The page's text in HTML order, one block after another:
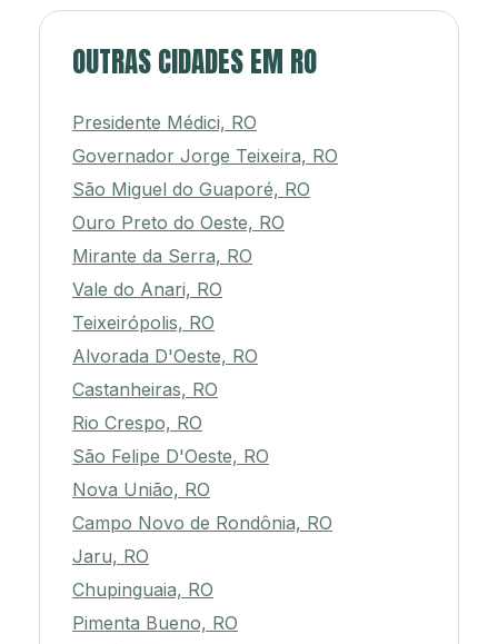
OUTRAS CIDADES EM RO
Presidente Médici, RO
Governador Jorge Teixeira, RO
São Miguel do Guaporé, RO
Ouro Preto do Oeste, RO
Mirante da Serra, RO
Vale do Anari, RO
Teixeirópolis, RO
Alvorada D'Oeste, RO
Castanheiras, RO
Rio Crespo, RO
São Felipe D'Oeste, RO
Nova União, RO
Campo Novo de Rondônia, RO
Jaru, RO
Chupinguaia, RO
Pimenta Bueno, RO